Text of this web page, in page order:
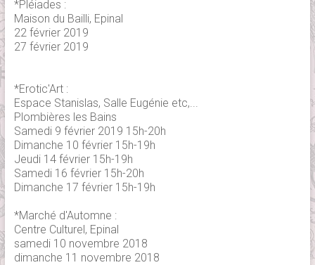
*Pléiades :
Maison du Bailli, Epinal
22 février 2019
27 février 2019
*Erotic'Art :
Espace Stanislas, Salle Eugénie etc,...
Plombières les Bains
Samedi 9 février 2019 15h-20h
Dimanche 10 février 15h-19h
Jeudi 14 février 15h-19h
Samedi 16 février 15h-20h
Dimanche 17 février 15h-19h
*Marché d'Automne :
Centre Culturel, Epinal
samedi 10 novembre 2018
dimanche 11 novembre 2018